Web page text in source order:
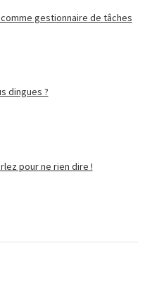
gestionnaire de tâches
dingues ?
pour ne rien dire !